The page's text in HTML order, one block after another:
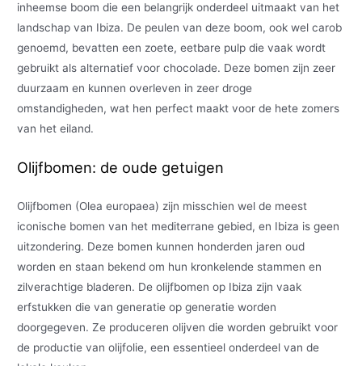
inheemse boom die een belangrijk onderdeel uitmaakt van het
landschap van Ibiza. De peulen van deze boom, ook wel carob
genoemd, bevatten een zoete, eetbare pulp die vaak wordt
gebruikt als alternatief voor chocolade. Deze bomen zijn zeer
duurzaam en kunnen overleven in zeer droge
omstandigheden, wat hen perfect maakt voor de hete zomers
van het eiland.
Olijfbomen: de oude getuigen
Olijfbomen (Olea europaea) zijn misschien wel de meest
iconische bomen van het mediterrane gebied, en Ibiza is geen
uitzondering. Deze bomen kunnen honderden jaren oud
worden en staan bekend om hun kronkelende stammen en
zilverachtige bladeren. De olijfbomen op Ibiza zijn vaak
erfstukken die van generatie op generatie worden
doorgegeven. Ze produceren olijven die worden gebruikt voor
de productie van olijfolie, een essentieel onderdeel van de